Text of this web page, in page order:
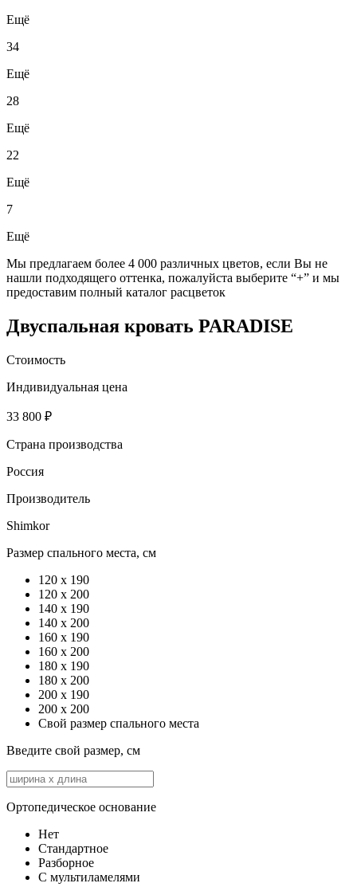
Ещё
34
Ещё
28
Ещё
22
Ещё
7
Ещё
Мы предлагаем более 4 000 различных цветов, если Вы не
нашли подходящего оттенка, пожалуйста выберите “+” и мы
предоставим полный каталог расцветок
Двуспальная кровать PARADISE
Стоимость
Индивидуальная цена
33 800 ₽
Страна производства
Россия
Производитель
Shimkor
Размер спального места, см
120 х 190
120 x 200
140 x 190
140 x 200
160 x 190
160 x 200
180 x 190
180 x 200
200 x 190
200 x 200
Свой размер спального места
Введите свой размер, см
Ортопедическое основание
Нет
Стандартное
Разборное
С мультиламелями